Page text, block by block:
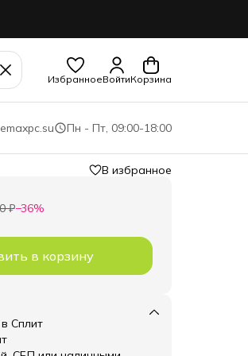
ИзбранноеВойтиКорзина
Пн - Пт, 09:00-18:00
В избранное
₽−36%
в корзину
Сплит